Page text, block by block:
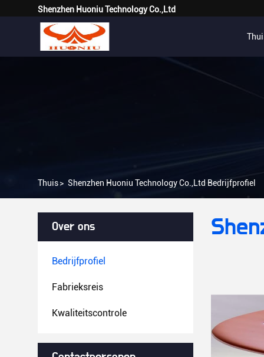
Shenzhen Huoniu Technology Co.,Ltd
Thuis> Shenzhen Huoniu Technology Co.,Ltd Bedrijfprofiel
Over ons
Bedrijfprofiel
Fabrieksreis
Kwaliteitscontrole